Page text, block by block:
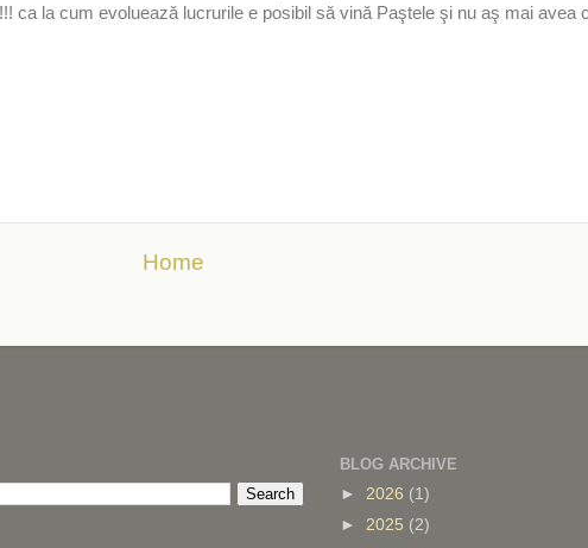
ca la cum evoluează lucrurile e posibil să vină Paştele şi nu aş mai avea
Home
BLOG ARCHIVE
► 2026 (1)
► 2025 (2)